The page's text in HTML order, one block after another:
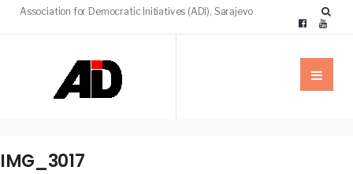
Association for Democratic Initiatives (ADI), Sarajevo
IMG_3017